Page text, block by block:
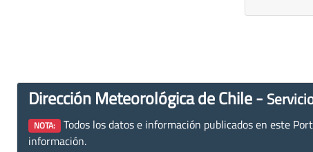
Dirección Meteorológica de Chile -
NOTA: Todos los datos e información publicados en este
información.